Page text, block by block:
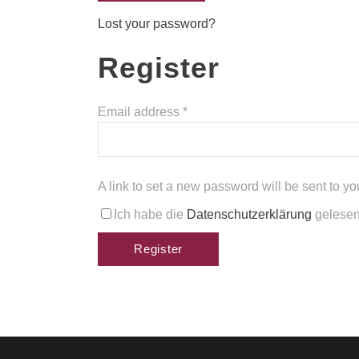
Lost your password?
Register
Email address *
A link to set a new password will be sent to
Ich habe die Datenschutzerklärung
Register